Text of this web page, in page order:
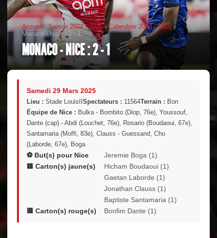
Accueil›Saison 2024 / 2025› Calendrier 2024 / 2025›
Monaco - Nice : 2 - 1
MONACO - NICE : 2 - 1
Samedi 29 Mars 2025
Lieu : Stade LouisII Spectateurs : 11564Terrain : Bon
Équipe de Nice : Bulka - Bombito (Diop, 76e), Youssouf,
Dante (cap) - Abdi (Louchet, 76e), Rosario (Boudaoui, 67e),
Santamaria (Moffi, 83e), Clauss - Guessand, Cho
(Laborde, 67e), Boga
⚽ But(s) pour Nice
Jeremie Boga (1)
🟨 Carton(s) jaune(s)
Hicham Boudaoui (1)
Gaetan Laborde (1)
Jonathan Clauss (1)
Baptiste Santamaria (1)
🟥 Carton(s) rouge(s)
Bonfim Dante (1)